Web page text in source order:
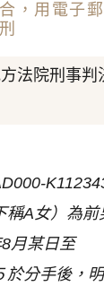
，用電子
法院刑事判
稱A女）為
月某日至
於分手後，